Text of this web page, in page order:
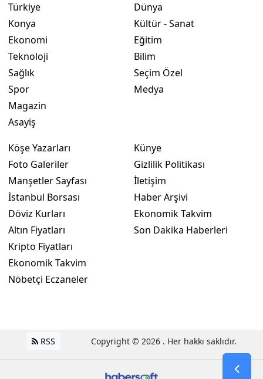
Türkiye
Konya
Ekonomi
Teknoloji
Sağlık
Spor
Magazin
Asayiş
Dünya
Kültür - Sanat
Eğitim
Bilim
Seçim Özel
Medya
Köşe Yazarları
Foto Galeriler
Manşetler Sayfası
İstanbul Borsası
Döviz Kurları
Altın Fiyatları
Kripto Fiyatları
Ekonomik Takvim
Nöbetçi Eczaneler
Künye
Gizlilik Politikası
İletişim
Haber Arşivi
Ekonomik Takvim
Son Dakika Haberleri
RSS Copyright © 2026 . Her hakkı saklıdır.